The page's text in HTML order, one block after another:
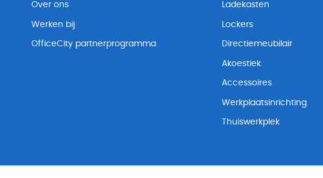
Over ons
Werken bij
OfficeCity partnerprogramma
Ladekasten
Lockers
Directiemeubilair
Akoestiek
Accessoires
Werkplaatsinrichting
Thuiswerkplek